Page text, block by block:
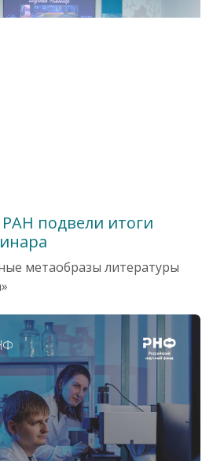
подвели итоги
метаобразы литературы